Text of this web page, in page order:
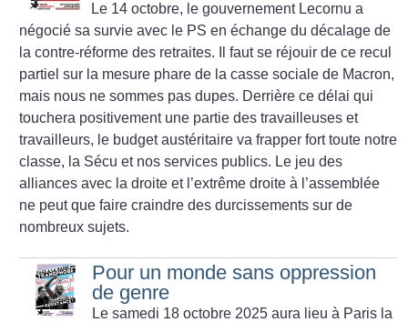
Le 14 octobre, le gouvernement Lecornu a
négocié sa survie avec le PS en échange du décalage de
la contre-réforme des retraites. Il faut se réjouir de ce recul
partiel sur la mesure phare de la casse sociale de Macron,
mais nous ne sommes pas dupes. Derrière ce délai qui
touchera positivement une partie des travailleuses et
travailleurs, le budget austéritaire va frapper fort toute notre
classe, la Sécu et nos services publics. Le jeu des
alliances avec la droite et l’extrême droite à l’assemblée
ne peut que faire craindre des durcissements sur de
nombreux sujets.
Pour un monde sans oppression
de genre
Le samedi 18 octobre 2025 aura lieu à Paris la